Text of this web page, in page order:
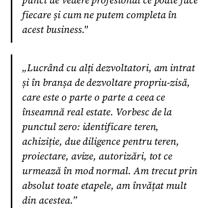
fiecare și cum ne putem completa în
acest business."
„Lucrând cu alți dezvoltatori, am intrat
și în branșa de dezvoltare propriu-zisă,
care este o parte o parte a ceea ce
înseamnă real estate. Vorbesc de la
punctul zero: identificare teren,
achiziție, due diligence pentru teren,
proiectare, avize, autorizări, tot ce
urmează în mod normal. Am trecut prin
absolut toate etapele, am învățat mult
din acestea.”